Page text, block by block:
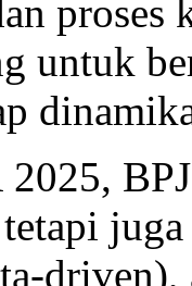
untuk